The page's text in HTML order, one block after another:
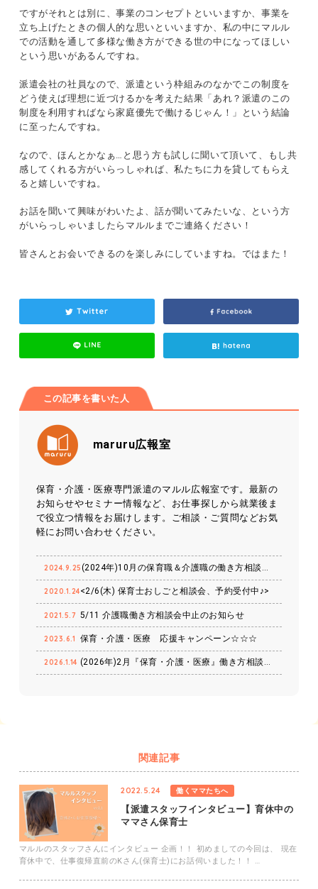
ですがそれとは別に、事業のコンセプトといいますか、事業を
立ち上げたときの個人的な思いといいますか、私の中にマルル
での活動を通して多様な働き方ができる世の中になってほしい
という思いがあるんですね。
派遣会社の社員なので、派遣という枠組みのなかでこの制度を
どう使えば理想に近づけるかを考えた結果「あれ？派遣のこの
制度を利用すればなら家庭優先で働けるじゃん！」という結論
に至ったんですね。
なので、ほんとかなぁ…と思う方も試しに聞いて頂いて、もし共
感してくれる方がいらっしゃれば、私たちに力を貸してもらえ
ると嬉しいですね。
お話を聞いて興味がわいたよ、話が聞いてみたいな、という方
がいらっしゃいましたらマルルまでご連絡ください！
皆さんとお会いできるのを楽しみにしていますね。ではまた！
この記事を書いた人
maruru広報室
保育・介護・医療専門派遣のマルル広報室です。最新の
お知らせやセミナー情報など、お仕事探しから就業後ま
で役立つ情報をお届けします。ご相談・ご質問などお気
軽にお問い合わせください。
2024.9.25 (2024年)10月の保育職＆介護職の働き方相談会【特典・プレ…
2020.1.24<2/6(木) 保育士おしごと相談会、予約受付中♪>
2021.5.7 5/11 介護職働き方相談会中止のお知らせ
2023.6.1 保育・介護・医療 応援キャンペーン☆☆☆
2026.1.14 (2026年)2月『保育・介護・医療』働き方相談会【特典・プレ…
関連記事
2022.5.24 働くママたちへ
【派遣スタッフインタビュー】育休中の
ママさん保育士
マルルのスタッフさんにインタビュー 企画！！ 初めましての今回は、 現在
育休中で、仕事復帰直前のKさん(保育士)にお話伺いました！！ …